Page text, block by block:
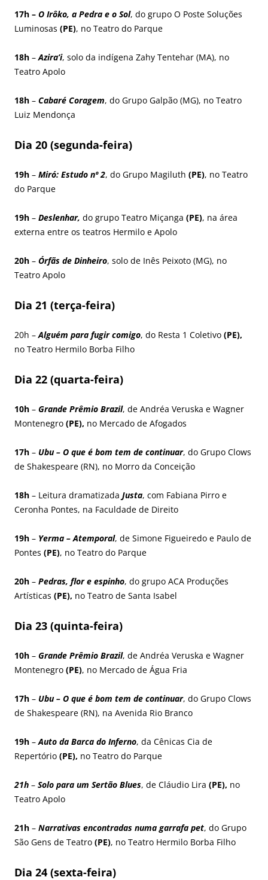
17h – O Irôko, a Pedra e o Sol, do grupo O Poste Soluções
Luminosas (PE), no Teatro do Parque
18h –Azira’i, solo da indígena Zahy Tentehar (MA), no
Teatro Apolo
18h – Cabaré Coragem, do Grupo Galpão (MG), no Teatro
Luiz Mendonça
Dia 20 (segunda-feira)
19h – Miró: Estudo nº 2, do Grupo Magiluth (PE), no Teatro
do Parque
19h – Deslenhar, do grupo Teatro Miçanga (PE), na área
externa entre os teatros Hermilo e Apolo
20h – Órfãs de Dinheiro, solo de Inês Peixoto (MG), no
Teatro Apolo
Dia 21 (terça-feira)
20h –Alguém para fugir comigo, do Resta 1 Coletivo (PE),
no Teatro Hermilo Borba Filho
Dia 22 (quarta-feira)
10h – Grande Prêmio Brazil, de Andréa Veruska e Wagner
Montenegro (PE), no Mercado de Afogados
17h – Ubu – O que é bom tem de continuar, do Grupo Clows
de Shakespeare (RN), no Morro da Conceição
18h – Leitura dramatizada Justa, com Fabiana Pirro e
Ceronha Pontes, na Faculdade de Direito
19h – Yerma – Atemporal, de Simone Figueiredo e Paulo de
Pontes (PE), no Teatro do Parque
20h – Pedras, flor e espinho, do grupo ACA Produções
Artísticas (PE), no Teatro de Santa Isabel
Dia 23 (quinta-feira)
10h – Grande Prêmio Brazil, de Andréa Veruska e Wagner
Montenegro (PE), no Mercado de Água Fria
17h – Ubu – O que é bom tem de continuar, do Grupo Clows
de Shakespeare (RN), na Avenida Rio Branco
19h –Auto da Barca do Inferno, da Cênicas Cia de
Repertório (PE), no Teatro do Parque
21h – Solo para um Sertão Blues, de Cláudio Lira (PE), no
Teatro Apolo
21h – Narrativas encontradas numa garrafa pet, do Grupo
São Gens de Teatro (PE), no Teatro Hermilo Borba Filho
Dia 24 (sexta-feira)